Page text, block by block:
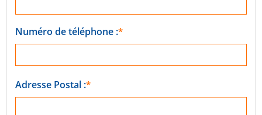
Numéro de téléphone :
Adresse Postal :